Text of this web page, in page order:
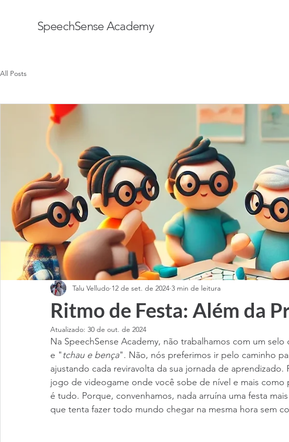
SpeechSense Academy
All Posts
Ritmo de Festa: Além da
Talu Velludo 12 de set. de 2024 3 min de leitura
Atualizado: 30 de out. de 2024
Na SpeechSense Academy, não trabalhamos com um
e "tchau e bença". Não, nós preferimos ir pelo caminho
ajustando cada reviravolta da sua jornada de aprendizado.
jogo de videogame onde você sobe de nível e mais como
é tudo. Porque, convenhamos, nada arruína uma festa
que tenta fazer todo mundo chegar na mesma hora sem